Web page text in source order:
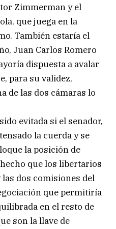
Zimmerman y el
que juega en la
También estaría el
Juan Carlos Romero
dispuesta a avalar
para su validez,
de las dos cámaras lo
evitada si el senador,
la cuerda y se
la posición de
que los libertarios
dos comisiones del
que permitiría
en el resto de
son la llave de